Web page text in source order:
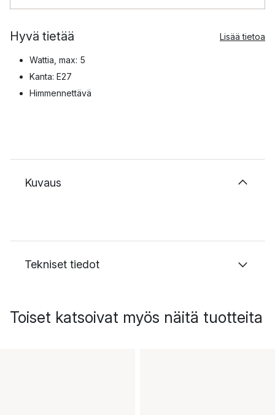
Hyvä tietää Lisää tietoa
Wattia, max: 5
Kanta: E27
Himmennettävä
Kuvaus
Tekniset tiedot
Toiset katsoivat myös näitä tuotteita